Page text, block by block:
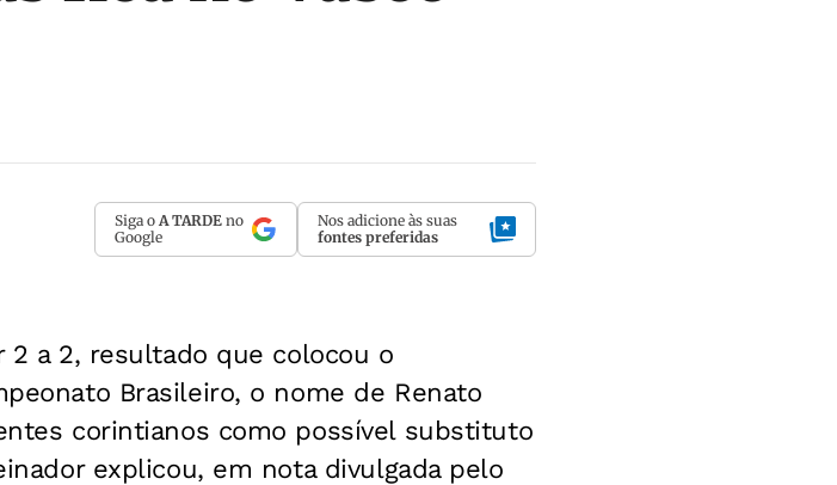
Siga o A TARDE no
Google
Nos adicione às suas
fontes preferidas
2 a 2, resultado que colocou o
Brasileiro, o nome de Renato
corintianos como possível substituto
explicou, em nota divulgada pelo